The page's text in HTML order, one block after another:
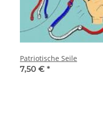
Patriotische Seile
7,50 € *